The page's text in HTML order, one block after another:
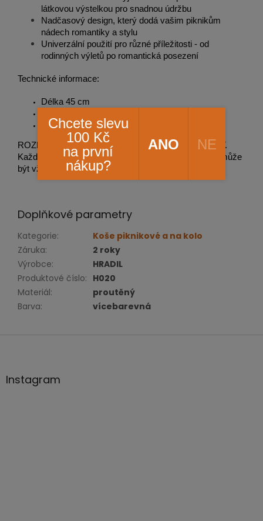
látkovou výstelkou pro snadnou údržbu
Nadčasový design, který dodá vašim piknikům
nádech romantiky a stylu
Univerzální použití pro různé příležitosti - od
rodinných výletů po romantická posezení
Technické informace:
Délka 45 cm
Výška po ucho 42 cm
ROZMĚRY a provedení proutí se mohou drobně LIŠIT.
Každá výroba proutěného zboží je jedinečná a tak nemůže
být vždy na 100% rozměrově a provedením stejná.
Doplňkové parametry
Kategorie:
Koše piknikové a na kolo
Záruka:
2 roky
Výrobce:
HRADIL
Produktové číslo: H020
Materiál:
proutěný
Barva: vícebarevná
aInstagram
Chcete slevu
100 Kč
na první
nákup?
ANO NE